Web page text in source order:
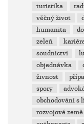
turistika
věčný život
humanita
zeleň
soudnictví
objednávka
živnost
spory
obchodování s
rozvojové země